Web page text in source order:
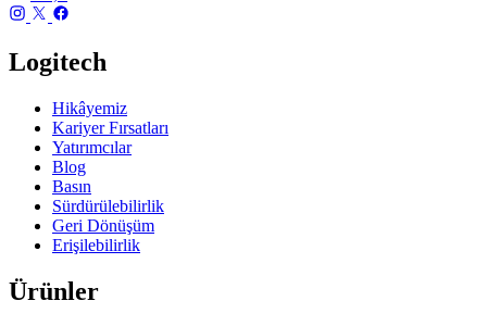
Logitech
Hikâyemiz
Kariyer Fırsatları
Yatırımcılar
Blog
Basın
Sürdürülebilirlik
Geri Dönüşüm
Erişilebilirlik
Ürünler